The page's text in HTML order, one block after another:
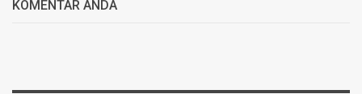
KOMENTAR ANDA